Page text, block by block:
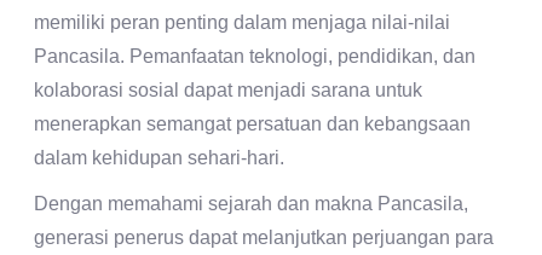
memiliki peran penting dalam menjaga nilai-nilai
Pancasila. Pemanfaatan teknologi, pendidikan, dan
kolaborasi sosial dapat menjadi sarana untuk
menerapkan semangat persatuan dan kebangsaan
dalam kehidupan sehari-hari.
Dengan memahami sejarah dan makna Pancasila,
generasi penerus dapat melanjutkan perjuangan para